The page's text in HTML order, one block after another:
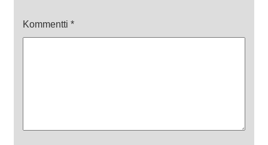
Kommentti *